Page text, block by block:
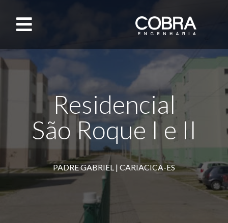
Residencial
São Roque I e II
PADRE GABRIEL | CARIACICA-ES